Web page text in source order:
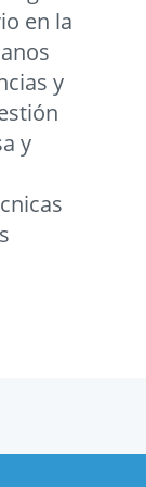
en la
y
y